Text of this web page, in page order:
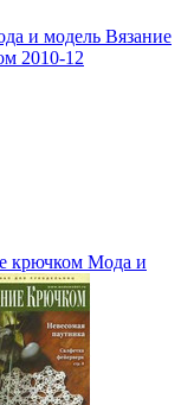
и модель Вязание
2010-12
крючком Мода и